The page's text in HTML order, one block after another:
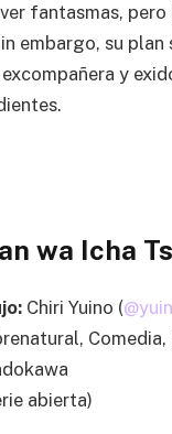
fantasmas,
embargo, su
excompañera y
wa Icha
Chiri Yuino (
Comedia,
abierta)